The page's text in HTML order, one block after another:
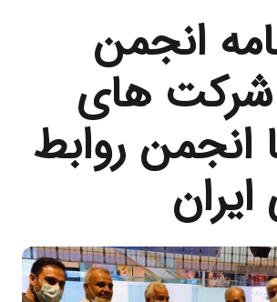
انجمن
های
انجمن روابط